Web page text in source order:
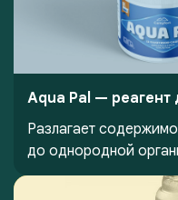
Aqua Pal — pеагент
Разлагает
до однородной